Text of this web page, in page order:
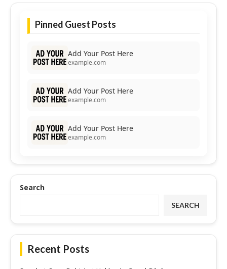
Pinned Guest Posts
Add Your Post Here
example.com
Add Your Post Here
example.com
Add Your Post Here
example.com
Search
SEARCH
Recent Posts